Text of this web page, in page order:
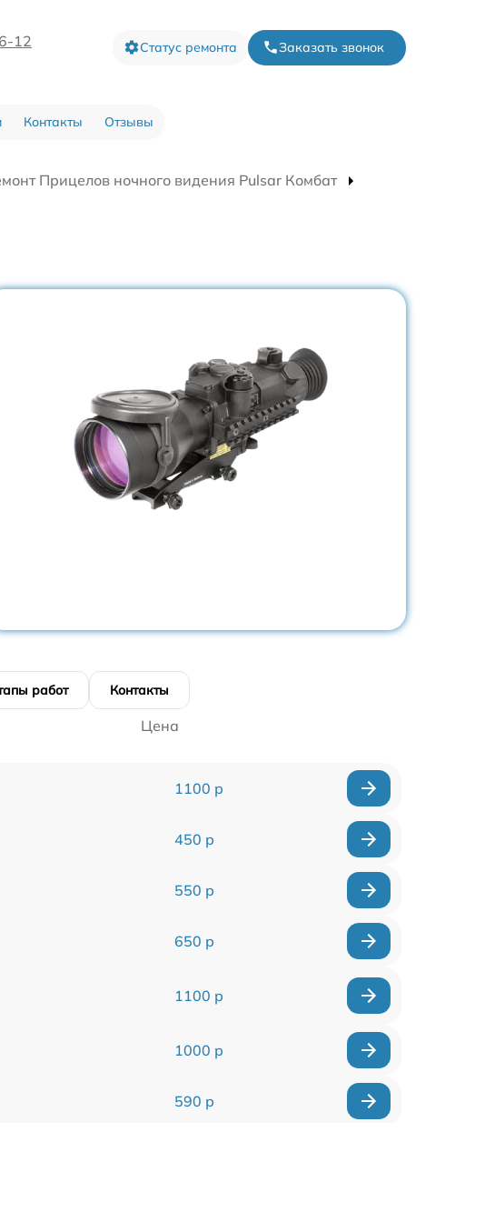
12 Статус ремонта Заказать звонок
Контакты Отзывы
Прицелов ночного видения Pulsar Комбат
работ Контакты
Цена
1100 р
450 р
550 р
650 р
1100 р
1000 р
590 р